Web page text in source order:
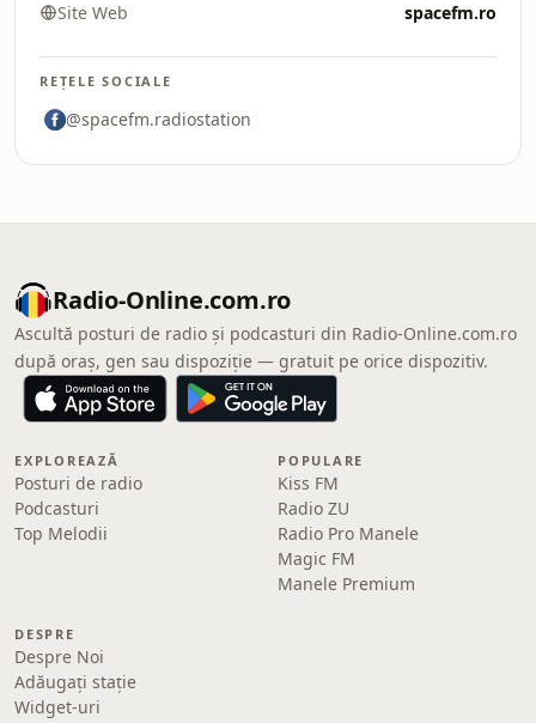
Site Web spacefm.ro
REȚELE SOCIALE
@spacefm.radiostation
Radio-Online.com.ro
Ascultă posturi de radio și podcasturi din Radio-Online.com.ro
după oraș, gen sau dispoziție — gratuit pe orice dispozitiv.
EXPLOREAZĂ
Posturi de radio
Podcasturi
Top Melodii
POPULARE
Kiss FM
Radio ZU
Radio Pro Manele
Magic FM
Manele Premium
DESPRE
Despre Noi
Adăugați stație
Widget-uri